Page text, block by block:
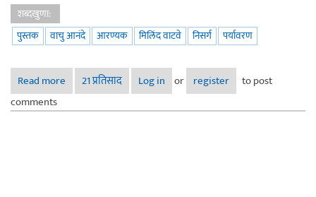
शब्दखुणा:
पुस्तक
वाचु आनंदे आरण्यक मिलिंद वाटवे निसर्ग पर्यावरण
Read more about आरण्यक - मिलिंद वाटवे
21 प्रतिसाद Log in or register
to post
comments